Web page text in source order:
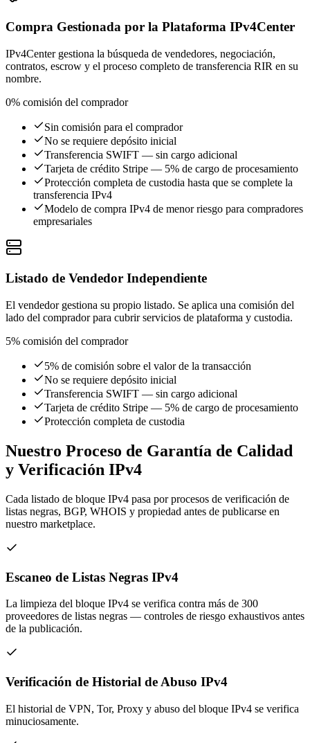
Compra Gestionada por la Plataforma IPv4Center
IPv4Center gestiona la búsqueda de vendedores, negociación,
contratos, escrow y el proceso completo de transferencia RIR en su
nombre.
0% comisión del comprador
Sin comisión para el comprador
No se requiere depósito inicial
Transferencia SWIFT — sin cargo adicional
Tarjeta de crédito Stripe — 5% de cargo de procesamiento
Protección completa de custodia hasta que se complete la
transferencia IPv4
Modelo de compra IPv4 de menor riesgo para compradores
empresariales
Listado de Vendedor Independiente
El vendedor gestiona su propio listado. Se aplica una comisión del
lado del comprador para cubrir servicios de plataforma y custodia.
5% comisión del comprador
5% de comisión sobre el valor de la transacción
No se requiere depósito inicial
Transferencia SWIFT — sin cargo adicional
Tarjeta de crédito Stripe — 5% de cargo de procesamiento
Protección completa de custodia
Nuestro Proceso de Garantía de Calidad
y Verificación IPv4
Cada listado de bloque IPv4 pasa por procesos de verificación de
listas negras, BGP, WHOIS y propiedad antes de publicarse en
nuestro marketplace.
Escaneo de Listas Negras IPv4
La limpieza del bloque IPv4 se verifica contra más de 300
proveedores de listas negras — controles de riesgo exhaustivos antes
de la publicación.
Verificación de Historial de Abuso IPv4
El historial de VPN, Tor, Proxy y abuso del bloque IPv4 se verifica
minuciosamente.